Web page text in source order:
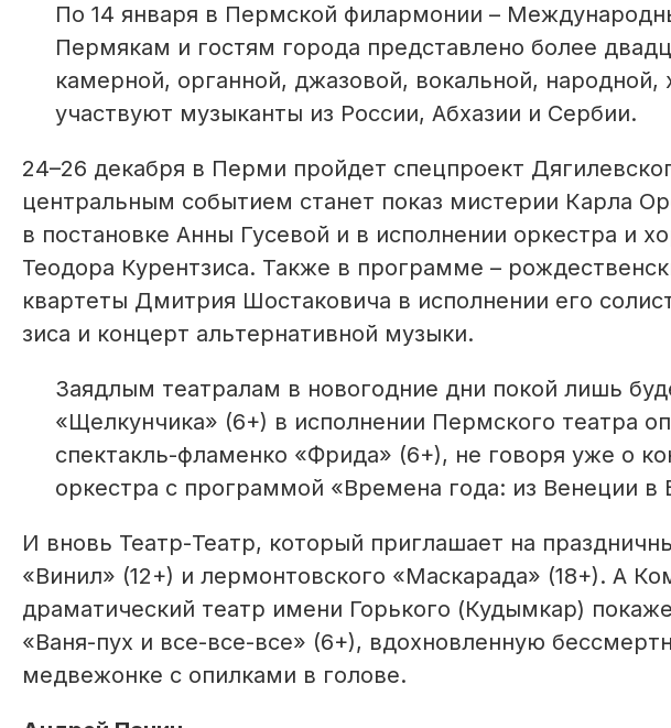
По 14 января в Пермской филармонии –
Пермякам и гостям города представлено более
камерной, органной, джазовой, вокальной,
участвуют музыканты из России, Абхазии и Сербии.
24–26 декабря в Перми пройдет спецпроект
центральным событием станет показ мистерии Карла
в постановке Анны Гусевой и в исполнении оркестра и
Теодора Курентзиса. Также в программе –
квартеты Дмитрия Шостаковича в исполнении его
зиса и концерт альтернативной музыки.
Заядлым театралам в новогодние дни покой лишь
«Щелкунчика» (6+) в исполнении Пермского театра
спектакль-фламенко «Фрида» (6+), не говоря уже о
оркестра с программой «Времена года: из Венеции в
И вновь Театр-Театр, который приглашает на
«Винил» (12+) и лермонтовского «Маскарада» (18+). А
драматический театр имени Горького (Кудымкар)
«Ваня-пух и все-все-все» (6+), вдохновленную
медвежонке с опилками в голове.